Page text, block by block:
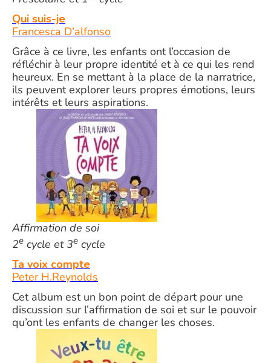
Qui suis-je
Francesca D’alfonso
Grâce à ce livre, les enfants ont l’occasion de
réfléchir à leur propre identité et à ce qui les rend
heureux. En se mettant à la place de la narratrice,
ils peuvent explorer leurs propres émotions, leurs
intérêts et leurs aspirations.
Affirmation de soi
2e cycle et 3e cycle
Ta voix compte
Peter H.Reynolds
Cet album est un bon point de départ pour une
discussion sur l’affirmation de soi et sur le pouvoir
qu’ont les enfants de changer les choses.